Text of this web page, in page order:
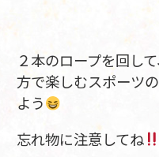
２本のロープを回し
方で楽しむスポーツ
よう
忘れ物に注意してね